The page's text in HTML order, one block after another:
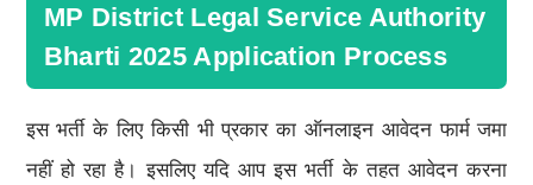
MP District Legal Service Authority
Bharti 2025 Application Process
इस भर्ती के लिए किसी भी प्रकार का ऑनलाइन आवेदन फार्म जमा
नहीं हो रहा है। इसलिए यदि आप इस भर्ती के तहत आवेदन करना